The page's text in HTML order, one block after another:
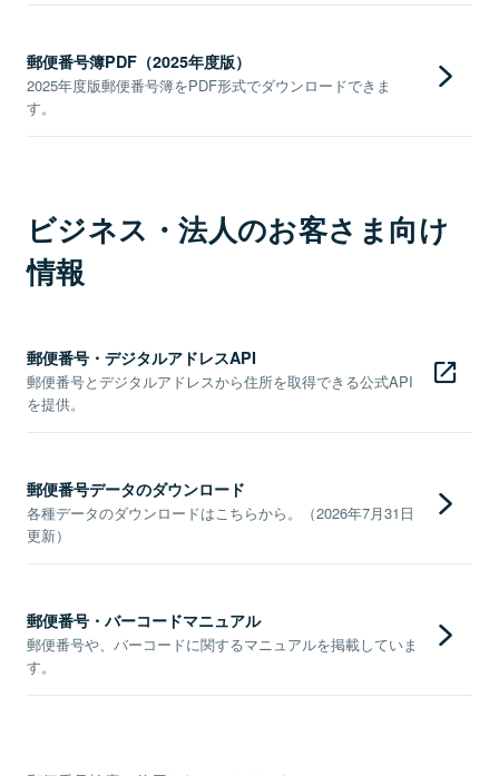
郵便番号簿PDF（2025年度版）
2025年度版郵便番号簿をPDF形式でダウンロードできま
す。
ビジネス・法人のお客さま向け
情報
郵便番号・デジタルアドレスAPI
郵便番号とデジタルアドレスから住所を取得できる公式API
を提供。
郵便番号データのダウンロード
各種データのダウンロードはこちらから。（2026年7月31日
更新）
郵便番号・バーコードマニュアル
郵便番号や、バーコードに関するマニュアルを掲載していま
す。